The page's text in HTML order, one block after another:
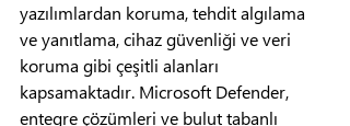
yazılımlardan koruma, tehdit algılama
ve yanıtlama, cihaz güvenliği ve veri
koruma gibi çeşitli alanları
kapsamaktadır. Microsoft Defender,
entegre çözümleri ve bulut tabanlı